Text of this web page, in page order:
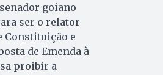
goiano
ser o relator
Constituição e
de Emenda à
proibir a